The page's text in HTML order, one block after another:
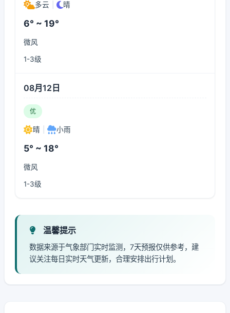
多云 晴
6° ~ 19°
微风
1-3级
08月12日
优
晴 小雨
5° ~ 18°
微风
1-3级
温馨提示
数据来源于气象部门实时监测，7天预报仅供参考，建
议关注每日实时天气更新，合理安排出行计划。